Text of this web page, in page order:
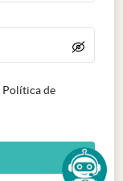
Política de